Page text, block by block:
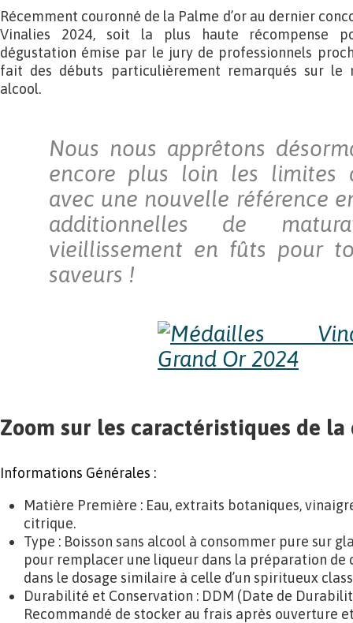
Récemment couronné de la Palme d’or au dernier
Vinalies 2024, soit la plus haute récompense
dégustation émise par le jury de professionnels
fait des débuts particulièrement remarqués sur le
alcool.
Nous nous apprêtons
encore plus loin les limites
avec une nouvelle référence
additionnelles de
vieillissement en fûts pour
saveurs !
Zoom sur les caractéristiques de la
Informations Générales :
Matière Première : Eau, extraits botaniques,
citrique.
Type : Boisson sans alcool à consommer pure sur
pour remplacer une liqueur dans la préparation de
dans le dosage similaire à celle d’un spiritueux
Durabilité et Conservation : DDM (Date de
Recommandé de stocker au frais après ouverture